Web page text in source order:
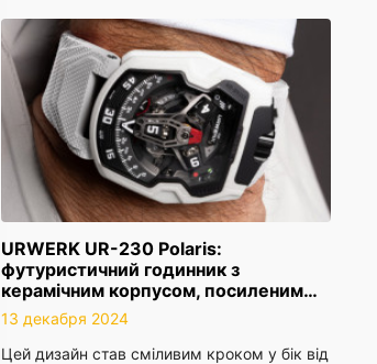
URWERK UR-230 Polaris:
футуристичний годинник з
керамічним корпусом, посиленим…
13 декабря 2024
Цей дизайн став сміливим кроком у бік від